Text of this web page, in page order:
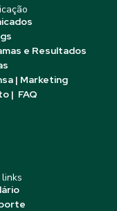
e Resultados
| Marketing
| FAQ